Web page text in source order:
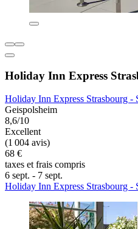
Holiday Inn Express
Holiday Inn Express Strasbourg -
Geispolsheim
8,6/10
Excellent
(1 004 avis)
68 €
taxes et frais compris
6 sept. - 7 sept.
Holiday Inn Express Strasbourg -